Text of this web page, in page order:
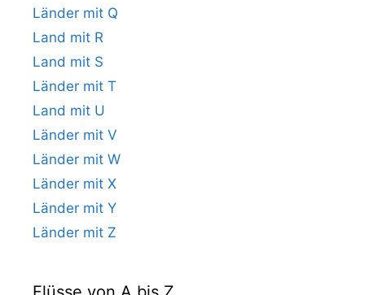
Länder mit Q
Land mit R
Land mit S
Länder mit T
Land mit U
Länder mit V
Länder mit W
Länder mit X
Länder mit Y
Länder mit Z